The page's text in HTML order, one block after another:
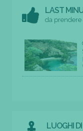
LAST
da prendere
LUOGHI